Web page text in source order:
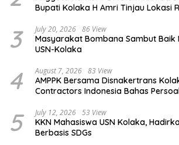
Bupati Kolaka H Amri Tinjau Lokasi
Wundulako
3 July 20, 2026 86 View
Masyarakat Bombana Sambut Baik
USN-Kolaka
4 August 7, 2026 83 View
AMPPK Bersama Disnakertrans
Contractors Indonesia Bahas
5 July 12, 2026 53 View
KKN Mahasiswa USN Kolaka,
Berbasis SDGs